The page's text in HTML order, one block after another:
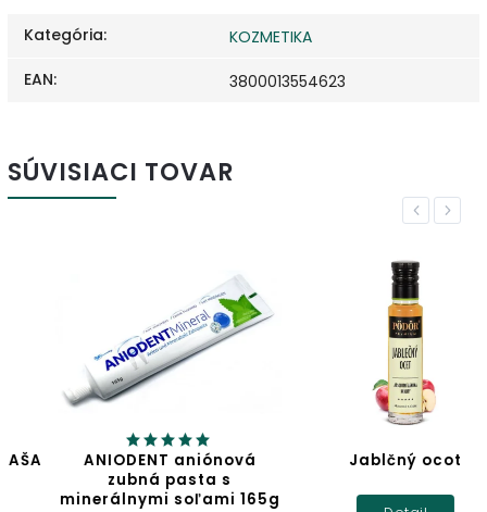
Kategória:
KOZMETIKA
EAN: 3800013554623
SÚVISIACI TOVAR
Previous
ANIODENT aniónová
zubná pasta s
minerálnymi soľami 165g
Jablčný ocot
Next